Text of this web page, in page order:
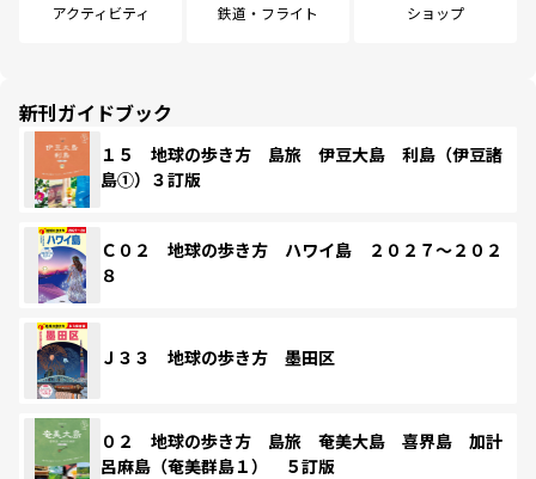
アクティビティ 鉄道・フライト ショップ
新刊ガイドブック
１５ 地球の歩き方 島旅 伊豆大島 利島（伊豆諸
島①）３訂版
Ｃ０２ 地球の歩き方 ハワイ島 ２０２７～２０２
８
Ｊ３３ 地球の歩き方 墨田区
０２ 地球の歩き方 島旅 奄美大島 喜界島 加計
呂麻島（奄美群島１） ５訂版